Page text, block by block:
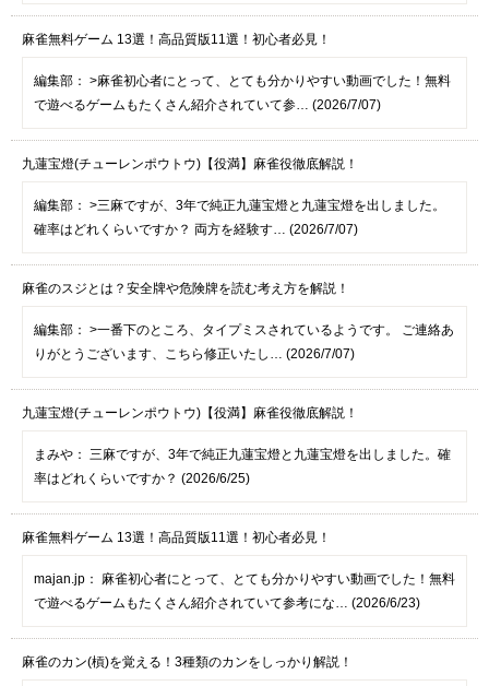
麻雀無料ゲーム 13選！高品質版11選！初心者必見！
編集部： >麻雀初心者にとって、とても分かりやすい動画でした！無料
で遊べるゲームもたくさん紹介されていて参… (2026/7/07)
九蓮宝燈(チューレンポウトウ)【役満】麻雀役徹底解説！
編集部： >三麻ですが、3年で純正九蓮宝燈と九蓮宝燈を出しました。
確率はどれくらいですか？ 両方を経験す… (2026/7/07)
麻雀のスジとは？安全牌や危険牌を読む考え方を解説！
編集部： >一番下のところ、タイプミスされているようです。 ご連絡あ
りがとうございます、こちら修正いたし… (2026/7/07)
九蓮宝燈(チューレンポウトウ)【役満】麻雀役徹底解説！
まみや： 三麻ですが、3年で純正九蓮宝燈と九蓮宝燈を出しました。確
率はどれくらいですか？ (2026/6/25)
麻雀無料ゲーム 13選！高品質版11選！初心者必見！
majan.jp： 麻雀初心者にとって、とても分かりやすい動画でした！無料
で遊べるゲームもたくさん紹介されていて参考にな… (2026/6/23)
麻雀のカン(槓)を覚える！3種類のカンをしっかり解説！